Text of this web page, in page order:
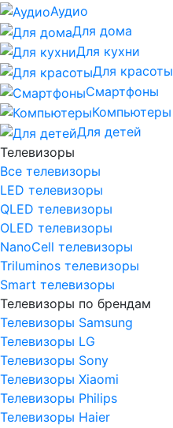
Аудио
Для дома
Для кухни
Для красоты
Смартфоны
Компьютеры
Для детей
Телевизоры
Все телевизоры
LED телевизоры
QLED телевизоры
OLED телевизоры
NanoCell телевизоры
Triluminos телевизоры
Smart телевизоры
Телевизоры по брендам
Телевизоры Samsung
Телевизоры LG
Телевизоры Sony
Телевизоры Xiaomi
Телевизоры Philips
Телевизоры Haier